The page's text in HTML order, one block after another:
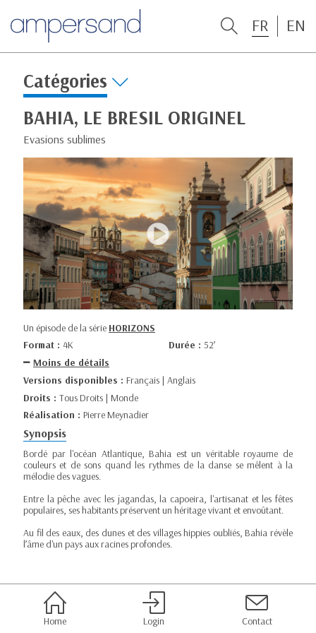
FR EN
Catégories
BAHIA, LE BRESIL ORIGINEL
Evasions sublimes
Un épisode de la série HORIZONS
Format : 4K Durée : 52’
Moins de détails
Versions disponibles : Français | Anglais
Droits : Tous Droits | Monde
Réalisation : Pierre Meynadier
Synopsis
Bordé par l'océan Atlantique, Bahia est un véritable royaume de
couleurs et de sons quand les rythmes de la danse se mêlent à la
mélodie des vagues.
Entre la pêche avec les jagandas, la capoeira, l'artisanat et les fêtes
populaires, ses habitants préservent un héritage vivant et envoûtant.
Au fil des eaux, des dunes et des villages hippies oubliés, Bahia révèle
l’âme d'un pays aux racines profondes.
Home Login Contact